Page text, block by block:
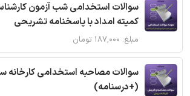
سوالات استخدامی شب آزمون
کمیته امداد با پاسخنامه تشریحی
مبلغ: ۱۸۷,۰۰۰ تومان
سوالات مصاحبه استخدامی کارخانه
(+درسنامه)